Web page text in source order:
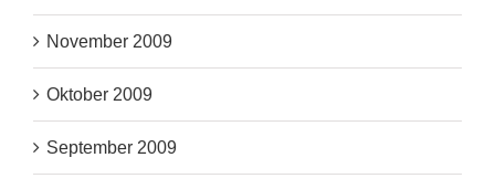
November 2009
Oktober 2009
September 2009